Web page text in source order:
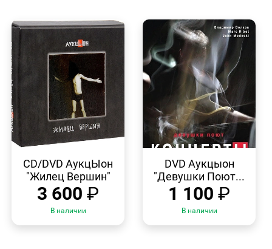
ПРОСМОТР
CD/DVD АукцЫон
"Жилец Вершин"
3 600 ₽
В наличии
ПРОСМОТР
DVD Аукцыон
"Девушки Поют...
1 100 ₽
В наличии